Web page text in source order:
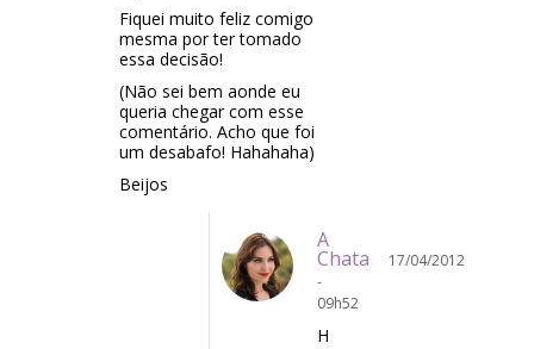
Fiquei muito feliz comigo
mesma por ter tomado
essa decisão!
(Não sei bem aonde eu
queria chegar com esse
comentário. Acho que foi
um desabafo! Hahahaha)
Beijos
A
Chata
17/04/2012
-
09h52
H